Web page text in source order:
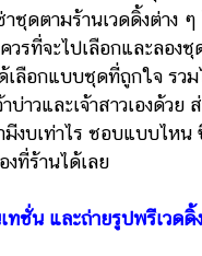
าชุดตามร้านเวดดิ้งต่าง
วรที่จะไปเลือกและลอง
เลือกแบบชุดที่ถูกใจ รว
บ่าวและเจ้าสาวเองด้วย
มีงบเท่าไร ชอบแบบไหน
งที่ร้านได้เลย
ทชั่น และถ่ายรูปพรีเวดดิ้ง